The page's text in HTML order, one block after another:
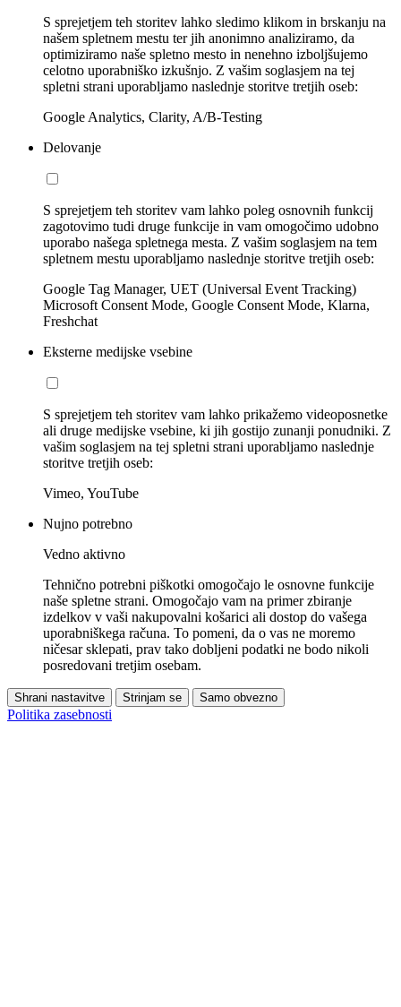
S sprejetjem teh storitev lahko sledimo klikom in brskanju na
našem spletnem mestu ter jih anonimno analiziramo, da
optimiziramo naše spletno mesto in nenehno izboljšujemo
celotno uporabniško izkušnjo. Z vašim soglasjem na tej
spletni strani uporabljamo naslednje storitve tretjih oseb:
Google Analytics, Clarity, A/B-Testing
Delovanje
S sprejetjem teh storitev vam lahko poleg osnovnih funkcij
zagotovimo tudi druge funkcije in vam omogočimo udobno
uporabo našega spletnega mesta. Z vašim soglasjem na tem
spletnem mestu uporabljamo naslednje storitve tretjih oseb:
Google Tag Manager, UET (Universal Event Tracking)
Microsoft Consent Mode, Google Consent Mode, Klarna,
Freshchat
Eksterne medijske vsebine
S sprejetjem teh storitev vam lahko prikažemo videoposnetke
ali druge medijske vsebine, ki jih gostijo zunanji ponudniki. Z
vašim soglasjem na tej spletni strani uporabljamo naslednje
storitve tretjih oseb:
Vimeo, YouTube
Nujno potrebno
Vedno aktivno
Tehnično potrebni piškotki omogočajo le osnovne funkcije
naše spletne strani. Omogočajo vam na primer zbiranje
izdelkov v vaši nakupovalni košarici ali dostop do vašega
uporabniškega računa. To pomeni, da o vas ne moremo
ničesar sklepati, prav tako dobljeni podatki ne bodo nikoli
posredovani tretjim osebam.
Shrani nastavitve Strinjam se Samo obvezno
Politika zasebnosti